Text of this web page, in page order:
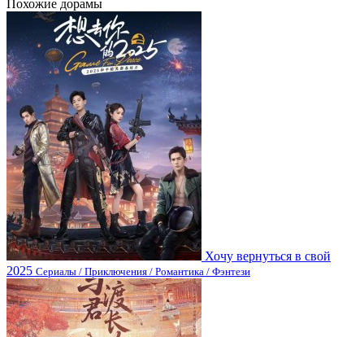
Похожие дорамы
Хочу вернуться в свой
2025 Сериалы / Приключения / Романтика / Фэнтези